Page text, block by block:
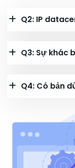
Q3: Sự khác
Q4: Có bản